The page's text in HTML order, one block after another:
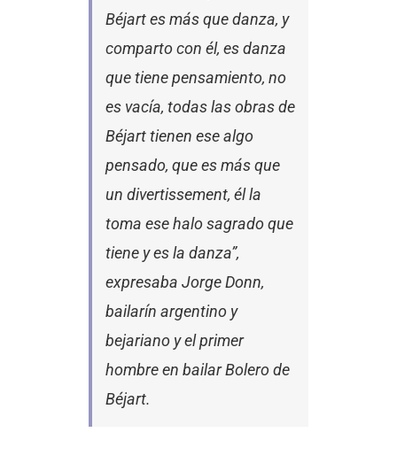
Béjart es más que danza, y
comparto con él, es danza
que tiene pensamiento, no
es vacía, todas las obras de
Béjart tienen ese algo
pensado, que es más que
un divertissement, él la
toma ese halo sagrado que
tiene y es la danza”,
expresaba Jorge Donn,
bailarín argentino y
bejariano y el primer
hombre en bailar Bolero de
Béjart.